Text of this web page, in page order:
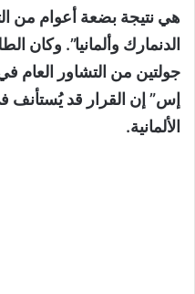
هي نتيجة بضعة أعوام من
جولتين من التشاور العام
إس” إن القرار قد يُستأنف
الألمانية.